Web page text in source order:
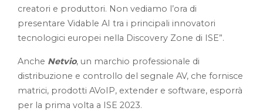
creatori e produttori. Non vediamo l’ora di
presentare Vidable AI tra i principali innovatori
tecnologici europei nella Discovery Zone di ISE”.
Anche Netvio, un marchio professionale di
distribuzione e controllo del segnale AV, che fornisce
matrici, prodotti AVoIP, extender e software, esporrà
per la prima volta a ISE 2023.